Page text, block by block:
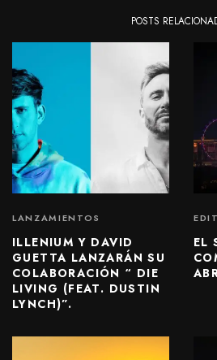
POSTS
LANZAMIENTOS
ILLENIUM Y DAVID
GUETTA LANZARÁN SU
COLABORACIÓN “ DIE
LIVING (FEAT. DUSTIN
LYNCH)”.
EL